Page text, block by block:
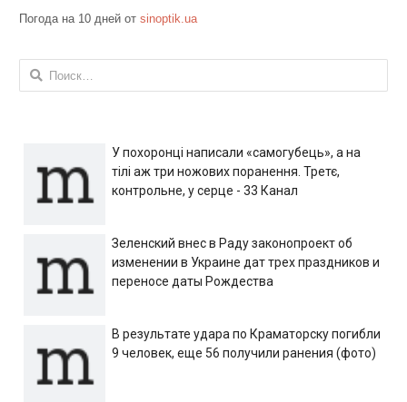
Погода на 10 дней от sinoptik.ua
Найти:
У похоронці написали «самогубець», а на
тілі аж три ножових поранення. Третє,
контрольне, у серце - 33 Канал
Зеленский внес в Раду законопроект об
изменении в Украине дат трех праздников и
переносе даты Рождества
В результате удара по Краматорску погибли
9 человек, еще 56 получили ранения (фото)